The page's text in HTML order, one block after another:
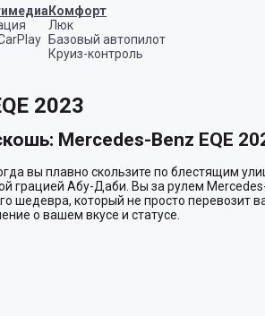
Комфорт
Люк
Базовый автопилот
Круиз-контроль
2023
Mercedes-Benz EQE
вы плавно скользите по блестящим
грацией Абу-Даби. Вы за рулем
шедевра, который не просто перевозит
о вашем вкусе и статусе.
хода. Мгновенная реакция на ваши
категория вождения. Вы буквально